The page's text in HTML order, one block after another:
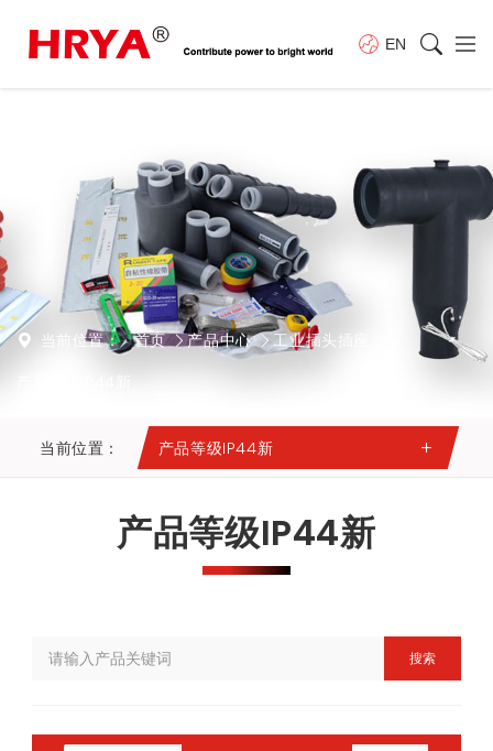
EN
当前位置： 首页 产品中心
工业插头插座
当前位置： 产品等级IP44新
产品等级IP44新
搜索